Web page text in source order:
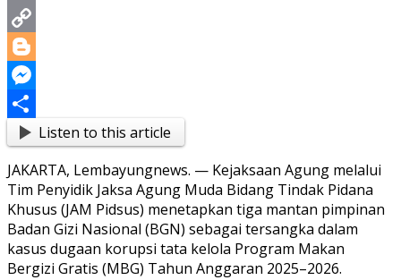
Print
Copy
Link
Blogger
Messenger
ShareListen to this article
JAKARTA, Lembayungnews. — Kejaksaan Agung melalui
Tim Penyidik Jaksa Agung Muda Bidang Tindak Pidana
Khusus (JAM Pidsus) menetapkan tiga mantan pimpinan
Badan Gizi Nasional (BGN) sebagai tersangka dalam
kasus dugaan korupsi tata kelola Program Makan
Bergizi Gratis (MBG) Tahun Anggaran 2025–2026.